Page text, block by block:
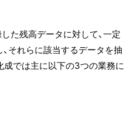
した残高データに対して、一定
それらに該当するデータを抽
成では主に以下の3つの業務に